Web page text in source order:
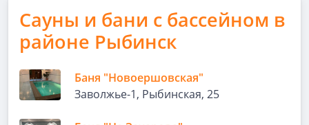
Сауны и бани с бассейном в
районе Рыбинск
Баня "Новоершовская"
Заволжье-1, Рыбинская, 25